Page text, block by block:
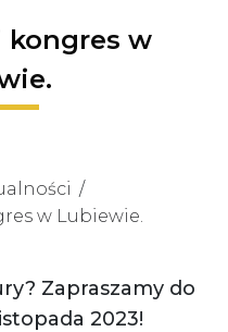
kongres w
w Lubiewie.
Zapraszamy do
2023!